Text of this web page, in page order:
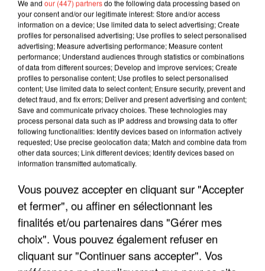
LES INTERVIEWS CHANTE
FRANCE
Voir plus
"JE SUIS À DISPOSITION DES
ENFOIRÉS"
We and our (447) partnersdo the following data processing based on
your consent and/or our legitimate interest: Store and/or access
information on a device; Use limited data to select advertising; Create
profiles for personalised advertising; Use profiles to select personalised
advertising; Measure advertising performance; Measure content
performance; Understand audiences through statistics or combinations
of data from different sources; Develop and improve services; Create
profiles to personalise content; Use profiles to select personalised
content; Use limited data to select content; Ensure security, prevent and
detect fraud, and fix errors; Deliver and present advertising and content;
Save and communicate privacy choices. These technologies may
process personal data such as IP address and browsing data to offer
following functionalities: Identify devices based on information actively
requested; Use precise geolocation data; Match and combine data from
other data sources; Link different devices; Identify devices based on
information transmitted automatically.
Vous pouvez accepter en cliquant sur "Accepter
et fermer", ou affiner en sélectionnant les
finalités et/ou partenaires dans "Gérer mes
choix". Vous pouvez également refuser en
cliquant sur "Continuer sans accepter". Vos